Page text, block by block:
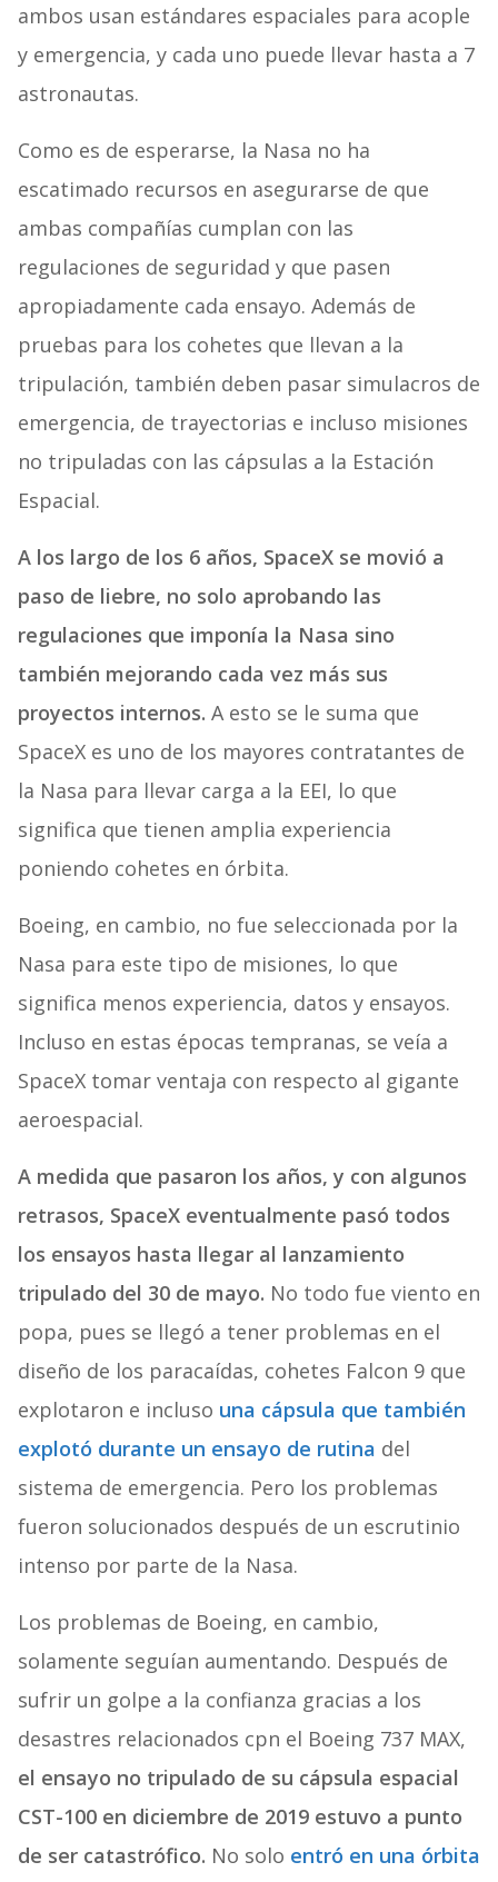
ambos usan estándares espaciales para acople
y emergencia, y cada uno puede llevar hasta a 7
astronautas.
Como es de esperarse, la Nasa no ha
escatimado recursos en asegurarse de que
ambas compañías cumplan con las
regulaciones de seguridad y que pasen
apropiadamente cada ensayo. Además de
pruebas para los cohetes que llevan a la
tripulación, también deben pasar simulacros de
emergencia, de trayectorias e incluso misiones
no tripuladas con las cápsulas a la Estación
Espacial.
A los largo de los 6 años, SpaceX se movió a
paso de liebre, no solo aprobando las
regulaciones que imponía la Nasa sino
también mejorando cada vez más sus
proyectos internos. A esto se le suma que
SpaceX es uno de los mayores contratantes de
la Nasa para llevar carga a la EEI, lo que
significa que tienen amplia experiencia
poniendo cohetes en órbita.
Boeing, en cambio, no fue seleccionada por la
Nasa para este tipo de misiones, lo que
significa menos experiencia, datos y ensayos.
Incluso en estas épocas tempranas, se veía a
SpaceX tomar ventaja con respecto al gigante
aeroespacial.
A medida que pasaron los años, y con algunos
retrasos, SpaceX eventualmente pasó todos
los ensayos hasta llegar al lanzamiento
tripulado del 30 de mayo. No todo fue viento en
popa, pues se llegó a tener problemas en el
diseño de los paracaídas, cohetes Falcon 9 que
explotaron e incluso una cápsula que también
explotó durante un ensayo de rutina del
sistema de emergencia. Pero los problemas
fueron solucionados después de un escrutinio
intenso por parte de la Nasa.
Los problemas de Boeing, en cambio,
solamente seguían aumentando. Después de
sufrir un golpe a la confianza gracias a los
desastres relacionados cpn el Boeing 737 MAX,
el ensayo no tripulado de su cápsula espacial
CST-100 en diciembre de 2019 estuvo a punto
de ser catastrófico. No solo entró en una órbita